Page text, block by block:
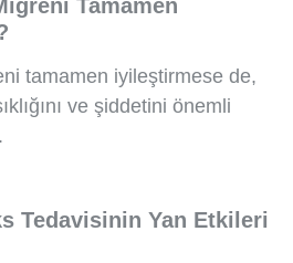
Tamamen
tamamen iyileştirmese de,
ve şiddetini önemli
Tedavisinin Yan Etkileri